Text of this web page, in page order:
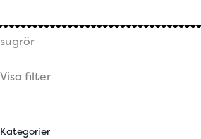
sugrör
Visa filter
Kategorier